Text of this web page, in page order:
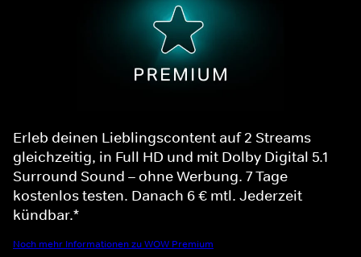
Erleb deinen Lieblingscontent auf 2 Streams
gleichzeitig, in Full HD und mit Dolby Digital 5.1
Surround Sound – ohne Werbung. 7 Tage
kostenlos testen. Danach 6 € mtl. Jederzeit
kündbar.*
Noch mehr Informationen zu WOW Premium